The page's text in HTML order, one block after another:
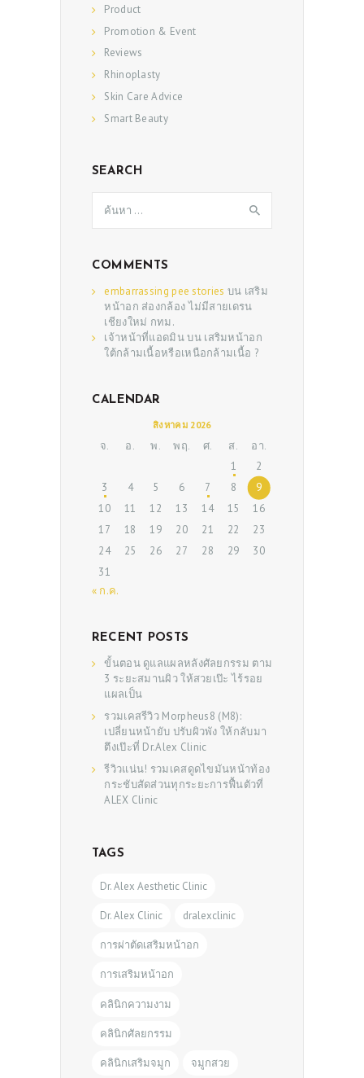
ABOUT US
PATIENT REVIEWS
PRE & POST CAUTIONS
CONSULT & RESERVATION
Product
Promotion & Event
Reviews
Rhinoplasty
Skin Care Advice
Smart Beauty
SEARCH
สำหรับ:
COMMENTS
embarrassing pee stories บน เสริม
หน้าอก ส่องกล้อง ไม่มีสายเดรน
เชียงใหม่ กทม.
เจ้าหน้าที่แอดมินบน เสริมหน้าอก
ใต้กล้ามเนื้อหรือเหนือกล้ามเนื้อ ?
CALENDAR
สิงหาคม 2026
จ. อ. พ. พฤ. ศ. ส. อา.
1
2
3
4 5 6 7 8
9
10
11 12 13 14 15
16
17
18 19 20 21 22
23
24
25 26 27 28 29
30
31
« ก.ค.
RECENT POSTS
ขั้นตอน ดูแลแผลหลังศัลยกรรม ตาม
3 ระยะสมานผิว ให้สวยเป๊ะ ไร้รอย
แผลเป็น
รวมเคสรีวิว Morpheus8 (M8):
เปลี่ยนหน้ายับ ปรับผิวพัง ให้กลับมา
ตึงเป๊ะที่ Dr.Alex Clinic
รีวิวแน่น! รวมเคสดูดไขมันหน้าท้อง
กระชับสัดส่วนทุกระยะการฟื้นตัวที่
ALEX Clinic
TAGS
Dr. Alex Aesthetic Clinic
Dr. Alex Clinic dralexclinic
การผ่าตัดเสริมหน้าอก
การเสริมหน้าอก
คลินิกความงาม
คลินิกศัลยกรรม
คลินิกเสริมจมูก จมูกสวย